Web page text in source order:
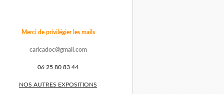
Merci de privilégier les mails
caricadoc@gmail.com
06 25 80 83 44
NOS AUTRES EXPOSITIONS